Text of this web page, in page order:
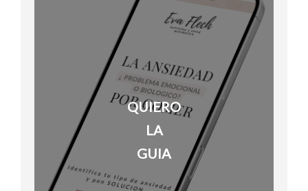
QUIERO
LA
GUIA